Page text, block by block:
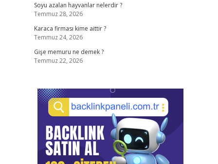
Soyu azalan hayvanlar nelerdir ?
Temmuz 28, 2026
Karaca firması kime aittir ?
Temmuz 24, 2026
Gişe memuru ne demek ?
Temmuz 22, 2026